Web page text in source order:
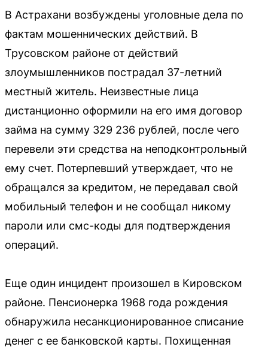
В Астрахани возбуждены уголовные дела по
фактам мошеннических действий. В
Трусовском районе от действий
злоумышленников пострадал 37-летний
местный житель. Неизвестные лица
дистанционно оформили на его имя договор
займа на сумму 329 236 рублей, после чего
перевели эти средства на неподконтрольный
ему счет. Потерпевший утверждает, что не
обращался за кредитом, не передавал свой
мобильный телефон и не сообщал никому
пароли или смс-коды для подтверждения
операций.
Еще один инцидент произошел в Кировском
районе. Пенсионерка 1968 года рождения
обнаружила несанкционированное списание
денег с ее банковской карты. Похищенная